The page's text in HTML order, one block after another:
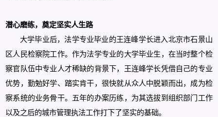
潜心磨练，奠定坚实人生路
大学毕业后，法学专业毕业的王连峰学长进入北京市石景山
区人民检察院工作。作为法学专业的大学毕业生，在当时整个检
察官队伍中专业人才稀缺的背景下，王连峰学长凭借自己的专业
优势，勤勉好学、踏实肯干，很快就从众人中脱颖而出，成为检
察系统的业务骨干。五年的办案历练，为其选拔到组织部门工作
以及之后的城市管理执法工作打下了坚实的基础。